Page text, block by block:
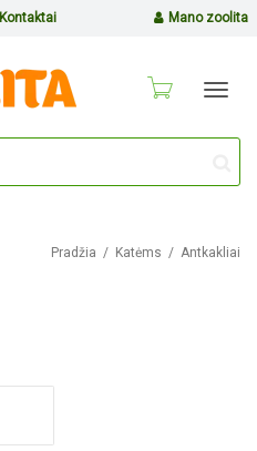
Kontaktai Mano zoolita
Pradžia Katėms Antkakliai